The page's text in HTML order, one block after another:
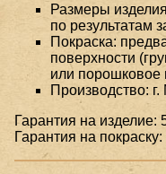
Размеры
по результатам
Покраска:
поверхности
или порошковое
Производство: г.
Гарантия на изделие:
Гарантия на покраску: